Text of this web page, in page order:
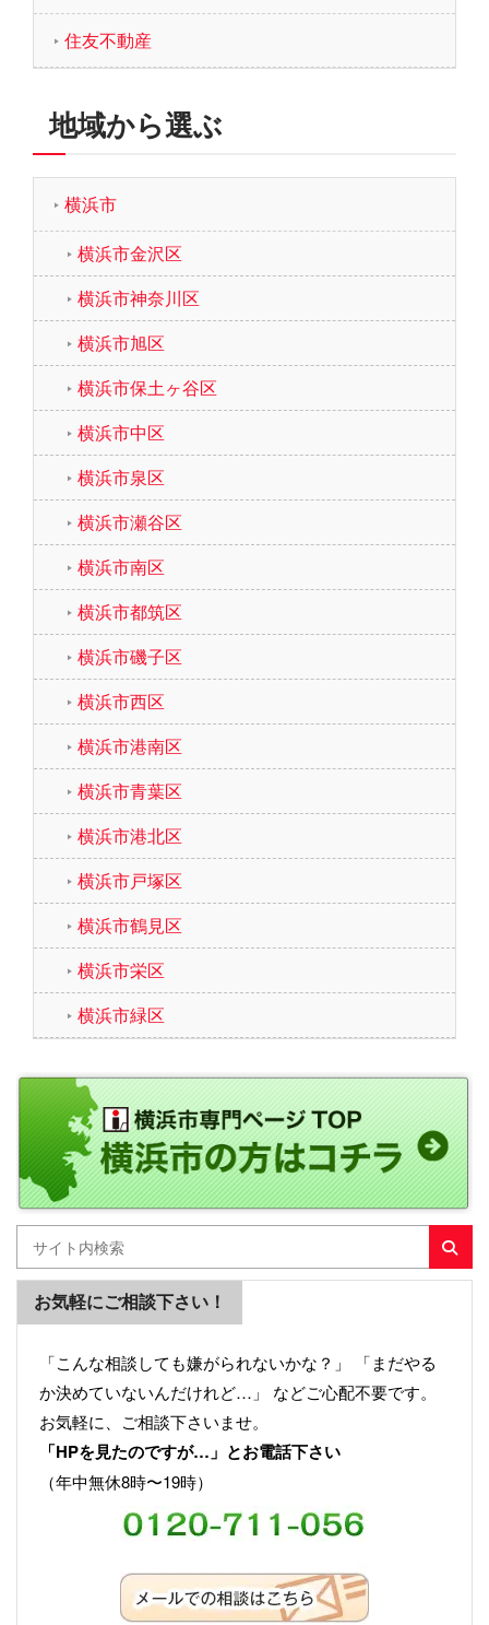
住友不動産
地域から選ぶ
横浜市
横浜市金沢区
横浜市神奈川区
横浜市旭区
横浜市保土ヶ谷区
横浜市中区
横浜市泉区
横浜市瀬谷区
横浜市南区
横浜市都筑区
横浜市磯子区
横浜市西区
横浜市港南区
横浜市青葉区
横浜市港北区
横浜市戸塚区
横浜市鶴見区
横浜市栄区
横浜市緑区
お気軽にご相談下さい！
「こんな相談しても嫌がられないかな？」 「まだやる
か決めていないんだけれど…」 などご心配不要です。
お気軽に、ご相談下さいませ。
「HPを見たのですが…」とお電話下さい
（年中無休8時〜19時）